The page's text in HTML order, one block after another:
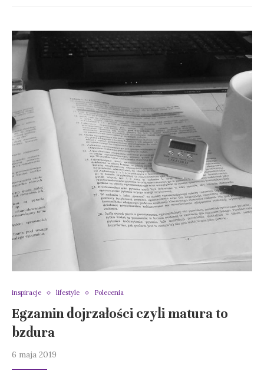
inspiracje lifestyle Polecenia
Egzamin dojrzałości czyli matura to
bzdura
6 maja 2019